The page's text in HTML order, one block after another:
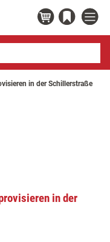
in der Schillerstraße
in der